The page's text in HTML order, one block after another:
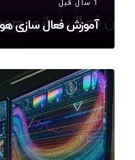
1 سال قبل
آموزش فعال سازی